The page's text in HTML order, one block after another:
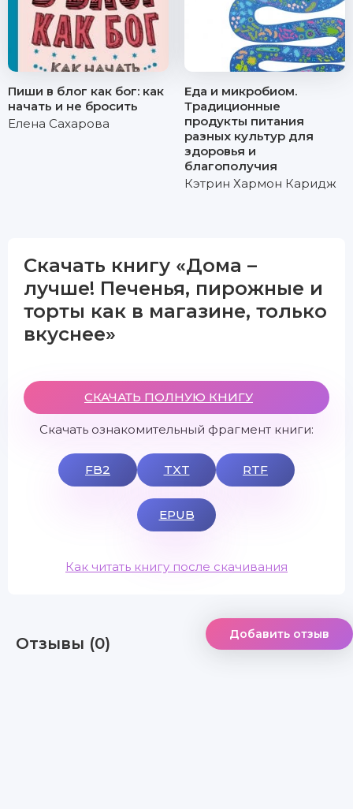
Пиши в блог как бог: как
начать и не бросить
Елена Сахарова
Еда и микробиом.
Традиционные
продукты питания
разных культур для
здоровья и
благополучия
Кэтрин Хармон Каридж
Скачать книгу «Дома –
лучше! Печенья, пирожные и
торты как в магазине, только
вкуснее»
СКАЧАТЬ ПОЛНУЮ КНИГУ
Скачать ознакомительный фрагмент книги:
FB2 TXT RTF
EPUB
Как читать книгу после скачивания
Отзывы (0) Добавить отзыв